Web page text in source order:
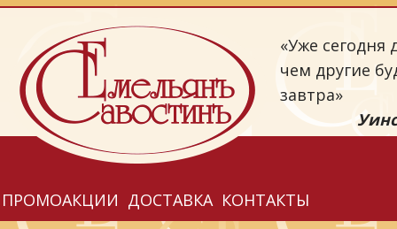
«Уже сегодня
чем другие
завтра»
ПРОМОАКЦИИ ДОСТАВКА КОНТАКТЫ